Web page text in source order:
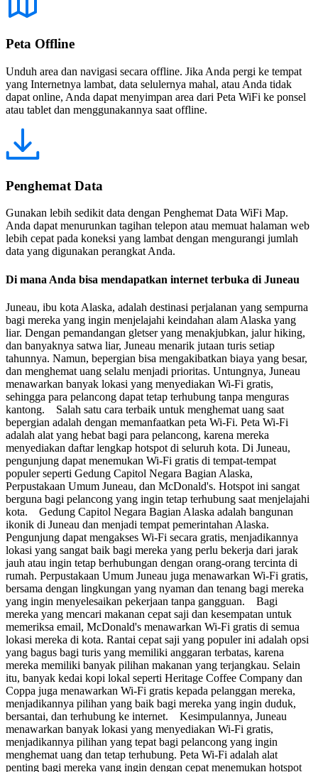
Peta Offline
Unduh area dan navigasi secara offline. Jika Anda pergi ke tempat
yang Internetnya lambat, data selulernya mahal, atau Anda tidak
dapat online, Anda dapat menyimpan area dari Peta WiFi ke ponsel
atau tablet dan menggunakannya saat offline.
Penghemat Data
Gunakan lebih sedikit data dengan Penghemat Data WiFi Map.
Anda dapat menurunkan tagihan telepon atau memuat halaman web
lebih cepat pada koneksi yang lambat dengan mengurangi jumlah
data yang digunakan perangkat Anda.
Di mana Anda bisa mendapatkan internet terbuka di Juneau
Juneau, ibu kota Alaska, adalah destinasi perjalanan yang sempurna
bagi mereka yang ingin menjelajahi keindahan alam Alaska yang
liar. Dengan pemandangan gletser yang menakjubkan, jalur hiking,
dan banyaknya satwa liar, Juneau menarik jutaan turis setiap
tahunnya. Namun, bepergian bisa mengakibatkan biaya yang besar,
dan menghemat uang selalu menjadi prioritas. Untungnya, Juneau
menawarkan banyak lokasi yang menyediakan Wi-Fi gratis,
sehingga para pelancong dapat tetap terhubung tanpa menguras
kantong. Salah satu cara terbaik untuk menghemat uang saat
bepergian adalah dengan memanfaatkan peta Wi-Fi. Peta Wi-Fi
adalah alat yang hebat bagi para pelancong, karena mereka
menyediakan daftar lengkap hotspot di seluruh kota. Di Juneau,
pengunjung dapat menemukan Wi-Fi gratis di tempat-tempat
populer seperti Gedung Capitol Negara Bagian Alaska,
Perpustakaan Umum Juneau, dan McDonald's. Hotspot ini sangat
berguna bagi pelancong yang ingin tetap terhubung saat menjelajahi
kota. Gedung Capitol Negara Bagian Alaska adalah bangunan
ikonik di Juneau dan menjadi tempat pemerintahan Alaska.
Pengunjung dapat mengakses Wi-Fi secara gratis, menjadikannya
lokasi yang sangat baik bagi mereka yang perlu bekerja dari jarak
jauh atau ingin tetap berhubungan dengan orang-orang tercinta di
rumah. Perpustakaan Umum Juneau juga menawarkan Wi-Fi gratis,
bersama dengan lingkungan yang nyaman dan tenang bagi mereka
yang ingin menyelesaikan pekerjaan tanpa gangguan. Bagi
mereka yang mencari makanan cepat saji dan kesempatan untuk
memeriksa email, McDonald's menawarkan Wi-Fi gratis di semua
lokasi mereka di kota. Rantai cepat saji yang populer ini adalah opsi
yang bagus bagi turis yang memiliki anggaran terbatas, karena
mereka memiliki banyak pilihan makanan yang terjangkau. Selain
itu, banyak kedai kopi lokal seperti Heritage Coffee Company dan
Coppa juga menawarkan Wi-Fi gratis kepada pelanggan mereka,
menjadikannya pilihan yang baik bagi mereka yang ingin duduk,
bersantai, dan terhubung ke internet. Kesimpulannya, Juneau
menawarkan banyak lokasi yang menyediakan Wi-Fi gratis,
menjadikannya pilihan yang tepat bagi pelancong yang ingin
menghemat uang dan tetap terhubung. Peta Wi-Fi adalah alat
penting bagi mereka yang ingin dengan cepat menemukan hotspot